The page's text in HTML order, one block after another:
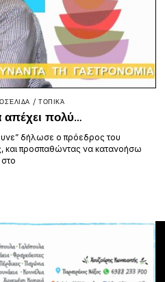
/ ΤΟΠΙΚΆ
απέχει πολύ…
δήλωσε ο πρόεδρος του
προσπαθώντας να κατανοήσω